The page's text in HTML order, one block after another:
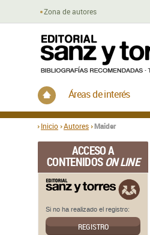
Inicio Autores Maider
Inicio
Áreas de interés
Zona de autores
ACCESO A
CONTENIDOSON LINE
Si no ha realizado el registro:
REGISTRO